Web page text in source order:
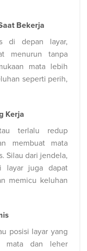
Bekerja
di depan layar,
menurun tanpa
mata lebih
seperti perih,
Kerja
terlalu redup
membuat mata
Silau dari jendela,
layar juga dapat
memicu keluhan
posisi layar yang
mata dan leher